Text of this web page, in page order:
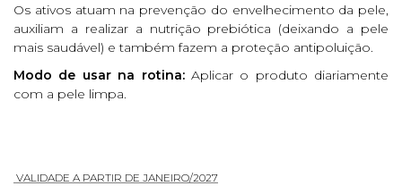
Os ativos atuam na prevenção do envelhecimento da pele,
auxiliam a realizar a nutrição prebiótica (deixando a pele
mais saudável) e também fazem a proteção antipoluição.
Modo de usar na rotina: Aplicar o produto diariamente
com a pele limpa.
VALIDADE A PARTIR DE JANEIRO/2027